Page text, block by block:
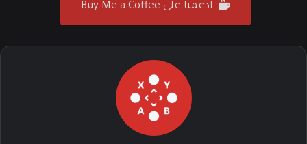
ادعمنا على Buy Me a Coffee